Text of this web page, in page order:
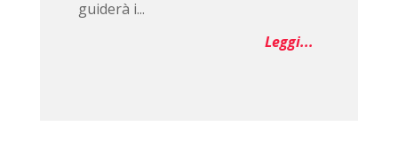
guiderà i...
Leggi...